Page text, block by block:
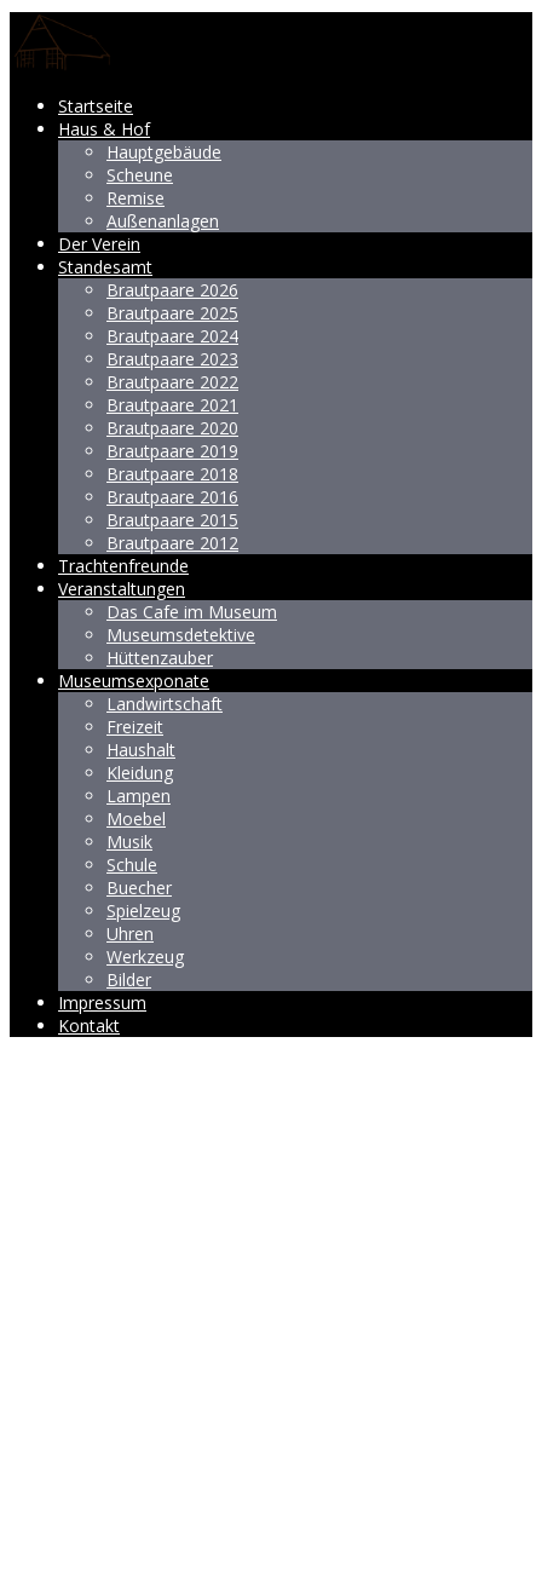
Startseite
Haus & Hof
Hauptgebäude
Scheune
Remise
Außenanlagen
Der Verein
Standesamt
Brautpaare 2026
Brautpaare 2025
Brautpaare 2024
Brautpaare 2023
Brautpaare 2022
Brautpaare 2021
Brautpaare 2020
Brautpaare 2019
Brautpaare 2018
Brautpaare 2016
Brautpaare 2015
Brautpaare 2012
Trachtenfreunde
Veranstaltungen
Das Cafe im Museum
Museumsdetektive
Hüttenzauber
Museumsexponate
Landwirtschaft
Freizeit
Haushalt
Kleidung
Lampen
Moebel
Musik
Schule
Buecher
Spielzeug
Uhren
Werkzeug
Bilder
Impressum
Kontakt